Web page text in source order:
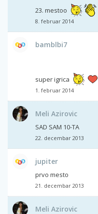
23. mestoo
8. februar 2014
bamblbi7
super igrica
1. februar 2014
Meli Azirovic
SAD SAM 10-TA
22. decembar 2013
jupiter
prvo mesto
21. decembar 2013
Meli Azirovic